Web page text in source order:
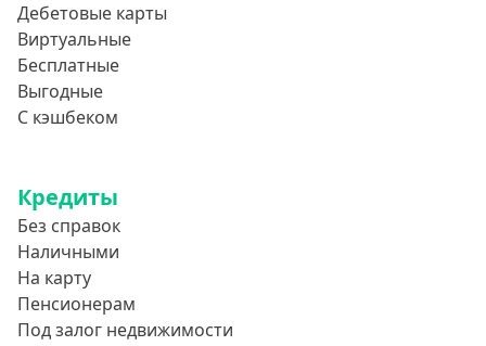
Доброзайм
Деньги Мгновенно
Дебетовые карты
Виртуальные
Бесплатные
Выгодные
С кэшбеком
Кредиты
Без справок
Наличными
На карту
Пенсионерам
Под залог недвижимости